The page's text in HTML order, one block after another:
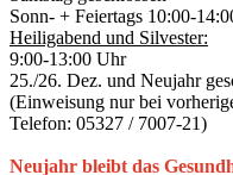
Sonn- + Feiertags 10:00-
Heiligabend und Silvester:
9:00-13:00 Uhr
25./26. Dez. und Neujahr
(Einweisung nur bei
Telefon: 05327 / 7007-21)
Neujahr bleibt das